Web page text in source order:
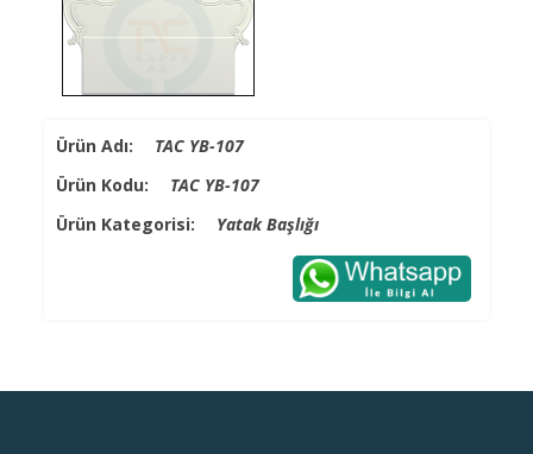
Ürün Adı: TAC YB-107
Ürün Kodu: TAC YB-107
Ürün Kategorisi: Yatak Başlığı